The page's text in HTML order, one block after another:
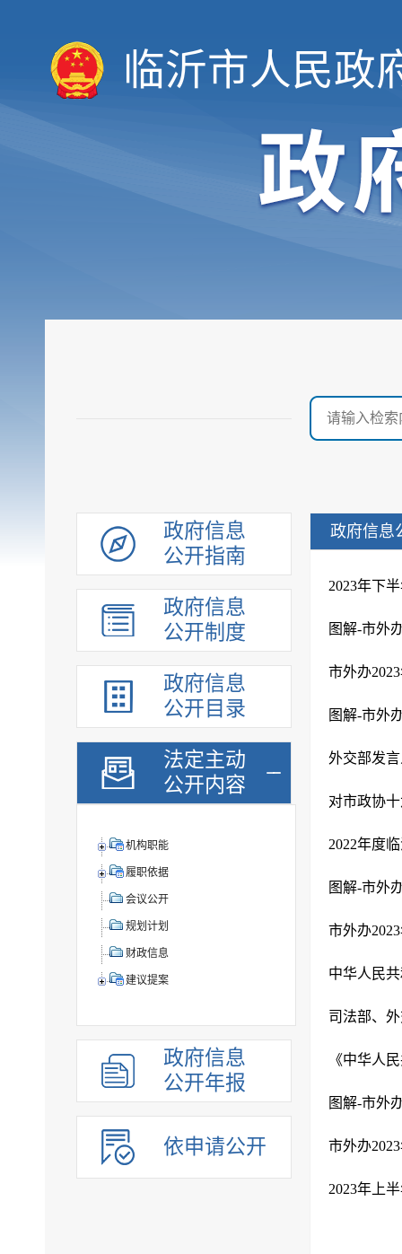
临沂市人民政
政府信息
公开指南
政府信息
公开制度
政府信息
公开目录
法定主动
公开内容
机构职能
履职依据
会议公开
规划计划
财政信息
建议提案
政府信息
公开年报
依申请公开
政府信息
2023年下
图解-市外
市外办
图解-市外
外交部发
对市政协
2022年度
图解-市外
市外办
中华人民
司法部、
《中华人
图解-市外
市外办
2023年上